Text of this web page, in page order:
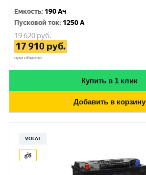
Емкость: 190 Ач
Пусковой ток: 1250 A
19 620руб.
17 910 руб.
при обмене
Купить в 1 клик
Добавить в корзину
VOLAT